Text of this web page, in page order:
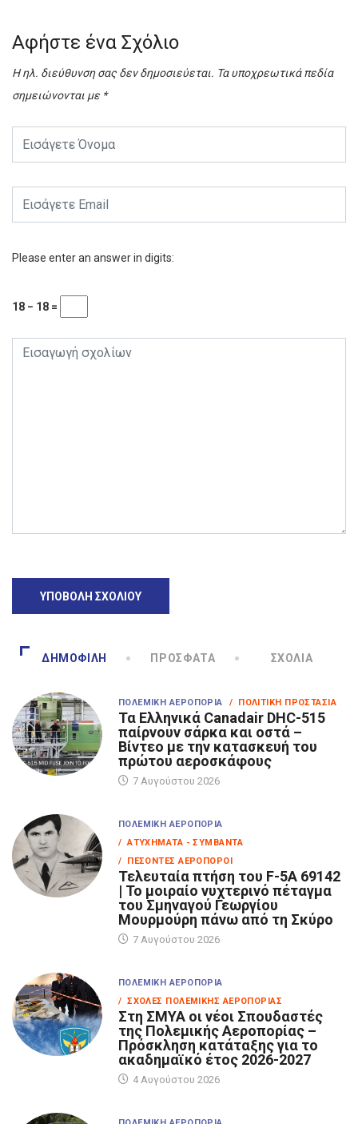
Αφήστε ένα Σχόλιο
Η ηλ. διεύθυνση σας δεν δημοσιεύεται. Τα υποχρεωτικά πεδία
σημειώνονται με *
Please enter an answer in digits:
18 − 18 =
ΔΗΜΟΦΙΛΉ ΠΡΌΣΦΑΤΑ ΣΧΌΛΙΑ
ΠΟΛΕΜΙΚΉ ΑΕΡΟΠΟΡΊΑ / ΠΟΛΙΤΙΚΉ ΠΡΟΣΤΑΣΊΑ
Τα Eλληνικά Canadair DHC-515
παίρνουν σάρκα και οστά –
Βίντεο με την κατασκευή του
πρώτου αεροσκάφους
7 Αυγούστου 2026
ΠΟΛΕΜΙΚΉ ΑΕΡΟΠΟΡΊΑ
/ ΑΤΥΧΉΜΑΤΑ - ΣΥΜΒΆΝΤΑ
/ ΠΕΣΌΝΤΕΣ ΑΕΡΟΠΌΡΟΙ
Τελευταία πτήση του F-5A 69142
| Το μοιραίο νυχτερινό πέταγμα
του Σμηναγού Γεωργίου
Μουρμούρη πάνω από τη Σκύρο
7 Αυγούστου 2026
ΠΟΛΕΜΙΚΉ ΑΕΡΟΠΟΡΊΑ
/ ΣΧΟΛΈΣ ΠΟΛΕΜΙΚΉΣ ΑΕΡΟΠΟΡΊΑΣ
Στη ΣΜΥΑ οι νέοι Σπουδαστές
της Πολεμικής Αεροπορίας –
Πρόσκληση κατάταξης για το
ακαδημαϊκό έτος 2026-2027
4 Αυγούστου 2026